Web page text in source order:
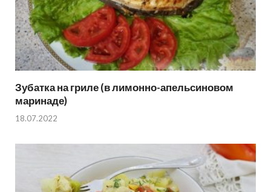
Зубатка на гриле (в лимонно-апельсиновом
маринаде)
18.07.2022